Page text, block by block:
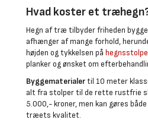
Hvad koster et
Hegn af træ tilbyder friheden
afhænger af mange forhold,
højden og tykkelsen på
planker og ønsket om
Byggematerialertil 10 meter
alt fra stolper til de rette rustfrie
5.000,- kroner, men kan gøres
træets kvalitet.